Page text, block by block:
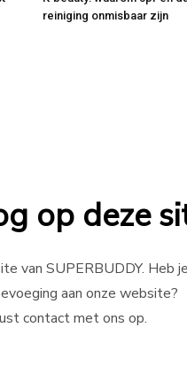
reiniging onmisbaar zijn
op deze
van SUPERBUDDY. Heb
aan onze website?
contact met ons op.